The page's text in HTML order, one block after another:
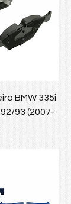
BMW 335i
93 (2007-